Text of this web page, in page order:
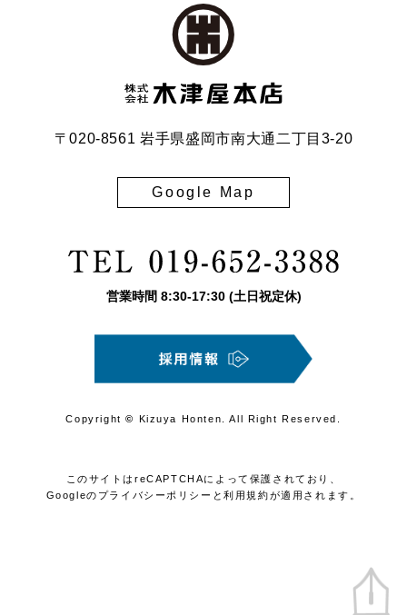
〒020-8561 岩手県盛岡市南大通二丁目3-20
Google Map
営業時間 8:30-17:30(土日祝定休)
Copyright© Kizuya Honten. All Right Reserved.
このサイトはreCAPTCHAによって保護されており、
Googleの プライバシーポリシー と利用規約が適用されます。